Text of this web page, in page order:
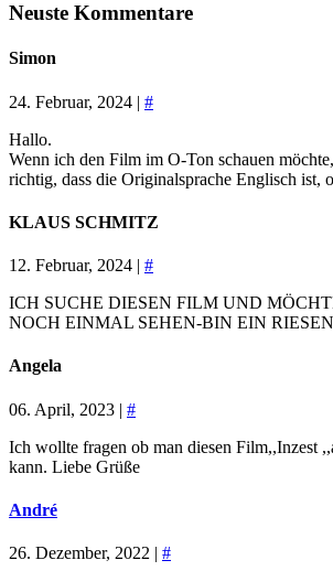
Neuste Kommentare
Simon
24. Februar, 2024 | #
Hallo.
Wenn ich den Film im O-Ton schauen
richtig, dass die Originalsprache Englisch ist,
KLAUS SCHMITZ
12. Februar, 2024 | #
ICH SUCHE DIESEN FILM UND
NOCH EINMAL SEHEN-BIN EIN
Angela
06. April, 2023 | #
Ich wollte fragen ob man diesen Film,,Inzest
kann. Liebe Grüße
André
26. Dezember, 2022 | #